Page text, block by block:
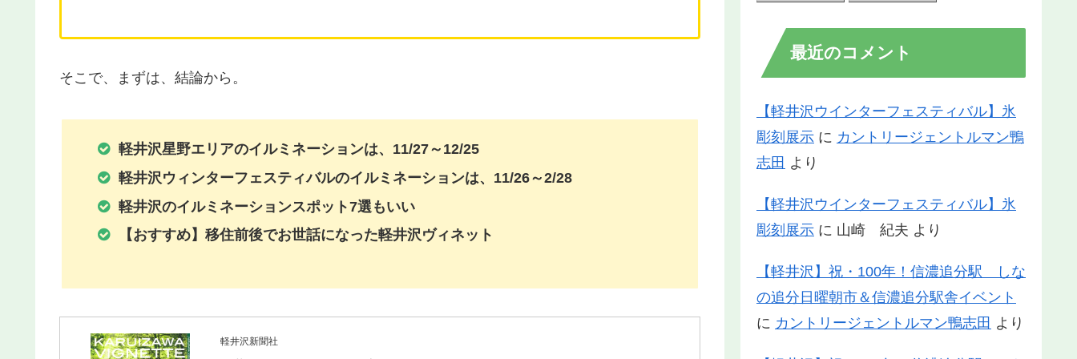
そこで、まずは、結論から。
軽井沢星野エリアのイルミネーションは、11/27～12/25
軽井沢ウィンターフェスティバルのイルミネーションは、11/26～2/28
軽井沢のイルミネーションスポット7選もいい
【おすすめ】移住前後でお世話になった軽井沢ヴィネット
軽井沢新聞社
最近のコメント
【軽井沢ウインターフェスティバル】氷
彫刻展示 に カントリージェントルマン鴨
志田 より
【軽井沢ウインターフェスティバル】氷
彫刻展示 に 山崎 紀夫 より
【軽井沢】祝・100年！信濃追分駅 しな
の追分日曜朝市＆信濃追分駅舎イベント
に カントリージェントルマン鴨志田 より